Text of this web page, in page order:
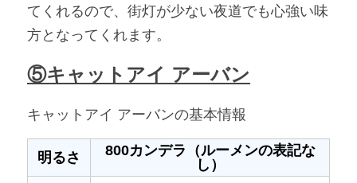
てくれるので、街灯が少ない夜道でも心強い味
方となってくれます。
⑤キャットアイ アーバン
キャットアイ アーバンの基本情報
明るさ
800カンデラ（ルーメンの表記な
し）